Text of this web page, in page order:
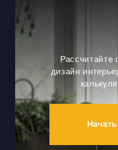
Рассчитайте
дизайн
Начать